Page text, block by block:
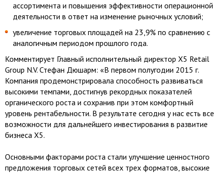
ассортимента и повышения эффективности операционной
деятельности в ответ на изменение рыночных условий;
увеличение торговых площадей на 23,9% по сравнению с
аналогичным периодом прошлого года.
Комментирует Главный исполнительный директор X5 Retail
Group N.V. Стефан Дюшарм: «В первом полугодии 2015 г.
Компания продемонстрировала способность развиваться
высокими темпами, достигнув рекордных показателей
органического роста и сохранив при этом комфортный
уровень рентабельности. В результате сегодня у нас есть все
возможности для дальнейшего инвестирования в развитие
бизнеса X5.
Основными факторами роста стали улучшение ценностного
предложения торговых сетей всех трех форматов, высокие